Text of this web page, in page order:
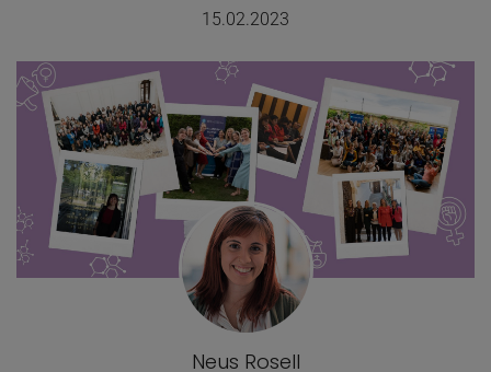
15.02.2023
Neus Rosell